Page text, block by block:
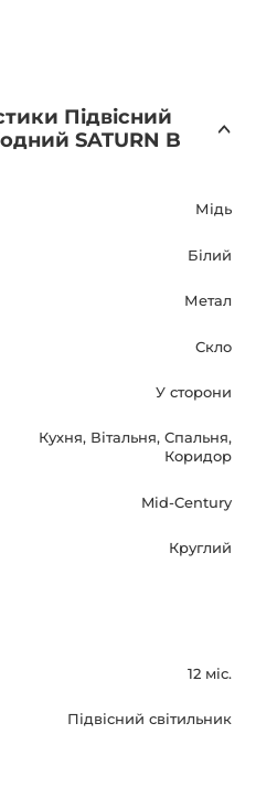
з тим, придбавши цей
свій інтер'єр
світильником SATURN B у
продукту принесе вам
задоволення від
Підвісний
SATURN B
Мідь
Білий
Метал
Скло
У сторони
Кухня, Вітальня, Спальня,
Коридор
Mid-Century
Круглий
12 міс.
Підвісний світильник